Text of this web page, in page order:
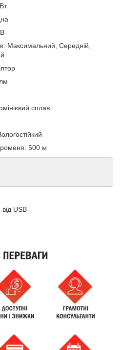
Максимальний, Середній,
сплав
500 м
USB